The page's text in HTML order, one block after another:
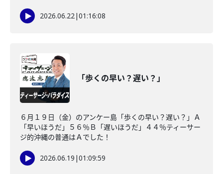
2026.06.22|01:16:08
「歩くの早い？遅い？」
６月１９日（金）のアンケー島「歩くの早い？遅い？」Ａ
「早いほうだ」５６％Ｂ「遅いほうだ」４４％ティーサー
ジ的沖縄の普通はＡでした！
2026.06.19 |01:09:59